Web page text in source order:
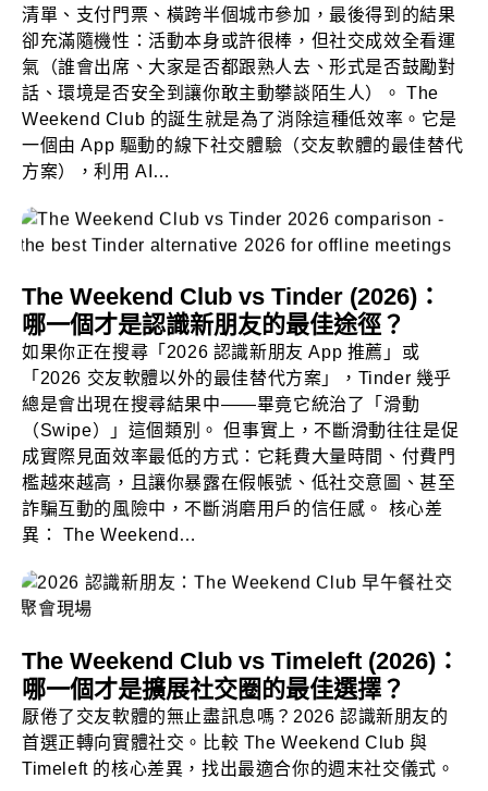
清單、支付門票、橫跨半個城市參加，最後得到的結果
卻充滿隨機性：活動本身或許很棒，但社交成效全看運
氣（誰會出席、大家是否都跟熟人去、形式是否鼓勵對
話、環境是否安全到讓你敢主動攀談陌生人）。 The
Weekend Club 的誕生就是為了消除這種低效率。它是
一個由 App 驅動的線下社交體驗（交友軟體的最佳替代
方案），利用 AI…
The Weekend Club vs Tinder (2026)：
哪一個才是認識新朋友的最佳途徑？
如果你正在搜尋「2026 認識新朋友 App 推薦」或
「2026 交友軟體以外的最佳替代方案」，Tinder 幾乎
總是會出現在搜尋結果中——畢竟它統治了「滑動
（Swipe）」這個類別。 但事實上，不斷滑動往往是促
成實際見面效率最低的方式：它耗費大量時間、付費門
檻越來越高，且讓你暴露在假帳號、低社交意圖、甚至
詐騙互動的風險中，不斷消磨用戶的信任感。 核心差
異： The Weekend…
The Weekend Club vs Timeleft (2026)：
哪一個才是擴展社交圈的最佳選擇？
厭倦了交友軟體的無止盡訊息嗎？2026 認識新朋友的
首選正轉向實體社交。比較 The Weekend Club 與
Timeleft 的核心差異，找出最適合你的週末社交儀式。